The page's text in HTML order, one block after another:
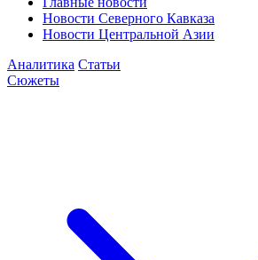
Новости Северного Кавказа
Новости Центральной Азии
Аналитика Статьи
Сюжеты